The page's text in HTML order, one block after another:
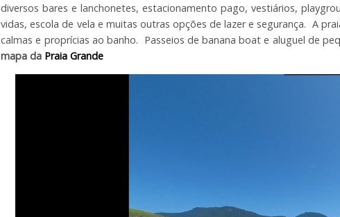
diversos bares e lanchonetes, estacionamento pago, vestiários,
vidas, escola de vela e muitas outras opções de lazer e segurança. A
calmas e proprícias ao banho. Passeios de banana boat e aluguel de
mapa da Praia Grande